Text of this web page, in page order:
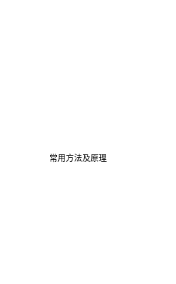
常用方法及原理